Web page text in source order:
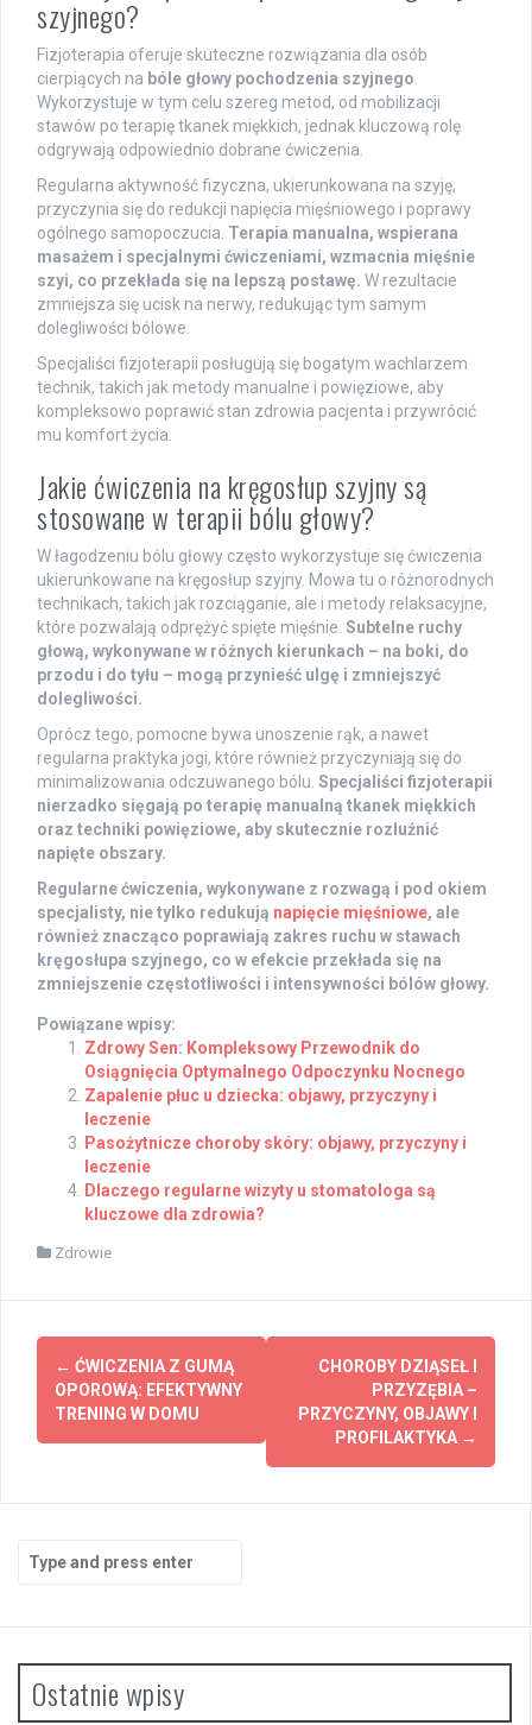
szyjnego?
Fizjoterapia oferuje skuteczne rozwiązania dla osób
cierpiących na bóle głowy pochodzenia szyjnego.
Wykorzystuje w tym celu szereg metod, od mobilizacji
stawów po terapię tkanek miękkich, jednak kluczową rolę
odgrywają odpowiednio dobrane ćwiczenia.
Regularna aktywność fizyczna, ukierunkowana na szyję,
przyczynia się do redukcji napięcia mięśniowego i poprawy
ogólnego samopoczucia. Terapia manualna, wspierana
masażem i specjalnymi ćwiczeniami, wzmacnia mięśnie
szyi, co przekłada się na lepszą postawę. W rezultacie
zmniejsza się ucisk na nerwy, redukując tym samym
dolegliwości bólowe.
Specjaliści fizjoterapii posługują się bogatym wachlarzem
technik, takich jak metody manualne i powięziowe, aby
kompleksowo poprawić stan zdrowia pacjenta i przywrócić
mu komfort życia.
Jakie ćwiczenia na kręgosłup szyjny są
stosowane w terapii bólu głowy?
W łagodzeniu bólu głowy często wykorzystuje się ćwiczenia
ukierunkowane na kręgosłup szyjny. Mowa tu o różnorodnych
technikach, takich jak rozciąganie, ale i metody relaksacyjne,
które pozwalają odprężyć spięte mięśnie. Subtelne ruchy
głową, wykonywane w różnych kierunkach – na boki, do
przodu i do tyłu – mogą przynieść ulgę i zmniejszyć
dolegliwości.
Oprócz tego, pomocne bywa unoszenie rąk, a nawet
regularna praktyka jogi, które również przyczyniają się do
minimalizowania odczuwanego bólu. Specjaliści fizjoterapii
nierzadko sięgają po terapię manualną tkanek miękkich
oraz techniki powięziowe, aby skutecznie rozluźnić
napięte obszary.
Regularne ćwiczenia, wykonywane z rozwagą i pod okiem
specjalisty, nie tylko redukują napięcie mięśniowe, ale
również znacząco poprawiają zakres ruchu w stawach
kręgosłupa szyjnego, co w efekcie przekłada się na
zmniejszenie częstotliwości i intensywności bólów głowy.
Powiązane wpisy:
Zdrowy Sen: Kompleksowy Przewodnik do
Osiągnięcia Optymalnego Odpoczynku Nocnego
Zapalenie płuc u dziecka: objawy, przyczyny i
leczenie
Pasożytnicze choroby skóry: objawy, przyczyny i
leczenie
Dlaczego regularne wizyty u stomatologa są
kluczowe dla zdrowia?
Zdrowie
Post
navigation
← ĆWICZENIA Z GUMĄ
OPOROWĄ: EFEKTYWNY
TRENING W DOMU
CHOROBY DZIĄSEŁ I
PRZYZĘBIA –
PRZYCZYNY, OBJAWY I
PROFILAKTYKA →
Search
for:
Ostatnie wpisy